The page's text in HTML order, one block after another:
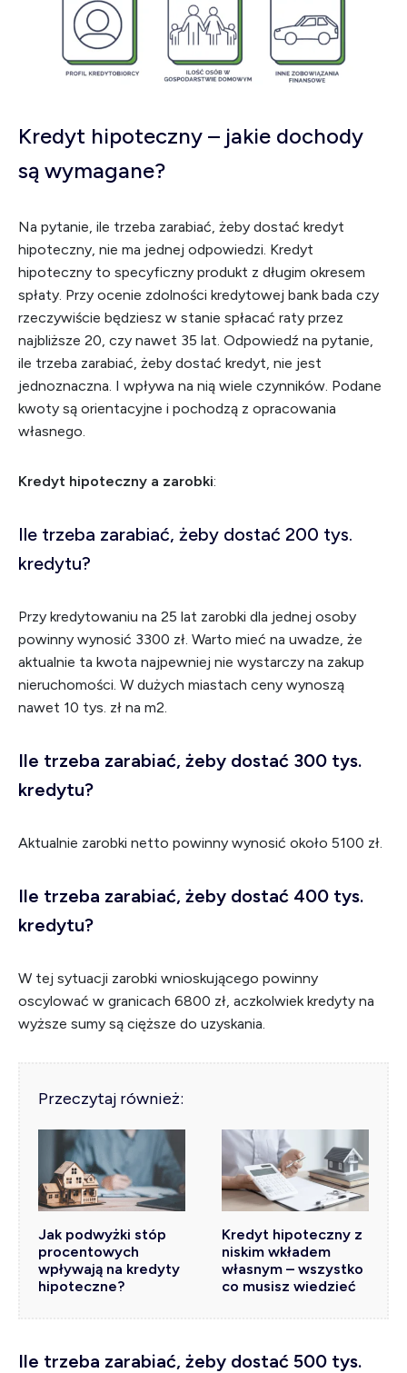
Kredyt hipoteczny – jakie dochody
są wymagane?
Na pytanie, ile trzeba zarabiać, żeby dostać kredyt
hipoteczny, nie ma jednej odpowiedzi. Kredyt
hipoteczny to specyficzny produkt z długim okresem
spłaty. Przy ocenie zdolności kredytowej bank bada czy
rzeczywiście będziesz w stanie spłacać raty przez
najbliższe 20, czy nawet 35 lat. Odpowiedź na pytanie,
ile trzeba zarabiać, żeby dostać kredyt, nie jest
jednoznaczna. I wpływa na nią wiele czynników. Podane
kwoty są orientacyjne i pochodzą z opracowania
własnego.
Kredyt hipoteczny a zarobki:
Ile trzeba zarabiać, żeby dostać 200 tys.
kredytu?
Przy kredytowaniu na 25 lat zarobki dla jednej osoby
powinny wynosić 3300 zł. Warto mieć na uwadze, że
aktualnie ta kwota najpewniej nie wystarczy na zakup
nieruchomości. W dużych miastach ceny wynoszą
nawet 10 tys. zł na m2.
Ile trzeba zarabiać, żeby dostać 300 tys.
kredytu?
Aktualnie zarobki netto powinny wynosić około 5100 zł.
Ile trzeba zarabiać, żeby dostać 400 tys.
kredytu?
W tej sytuacji zarobki wnioskującego powinny
oscylować w granicach 6800 zł, aczkolwiek kredyty na
wyższe sumy są cięższe do uzyskania.
Przeczytaj również:
Jak podwyżki stóp
procentowych
wpływają na kredyty
hipoteczne?
Kredyt hipoteczny z
niskim wkładem
własnym – wszystko
co musisz wiedzieć
Ile trzeba zarabiać, żeby dostać 500 tys.